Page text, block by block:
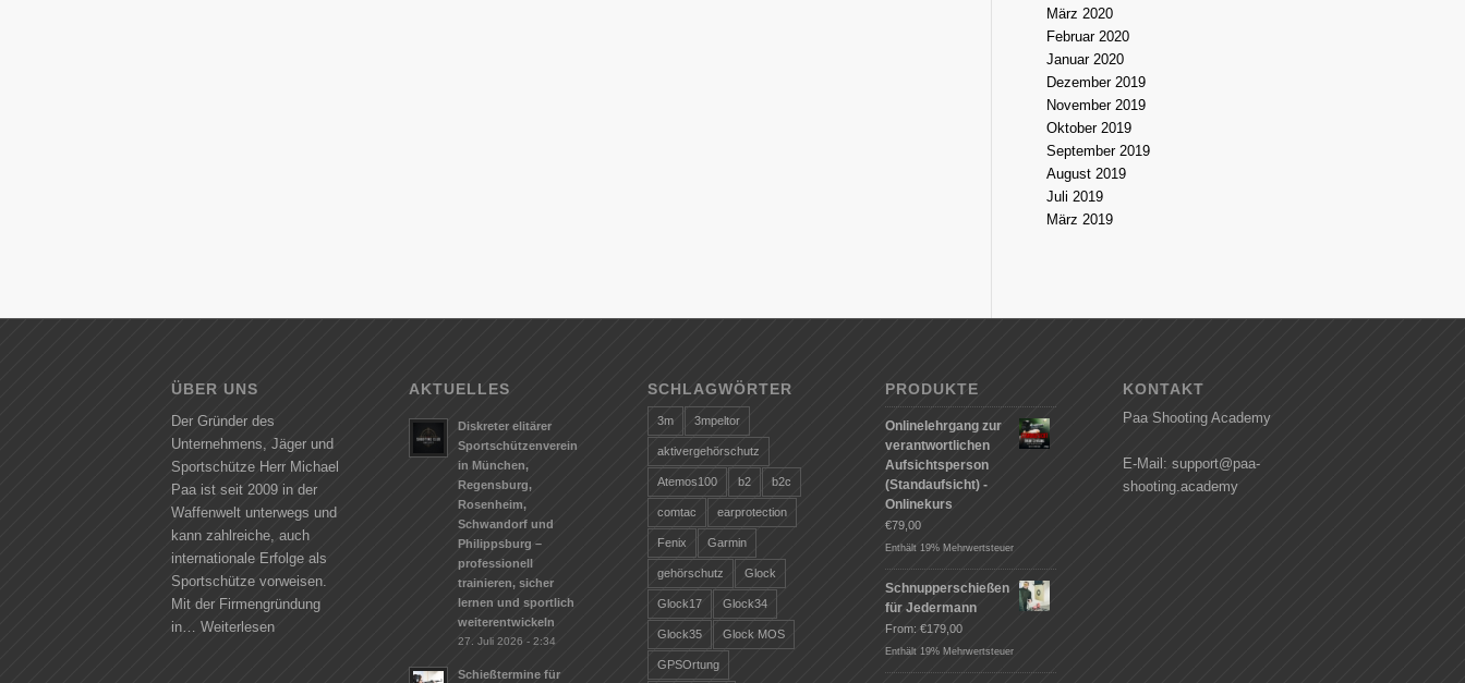
März 2020
Februar 2020
Januar 2020
Dezember 2019
November 2019
Oktober 2019
September 2019
August 2019
Juli 2019
März 2019
ÜBER UNS
Der Gründer des
Unternehmens, Jäger und
Sportschütze Herr Michael
Paa ist seit 2009 in der
Waffenwelt unterwegs und
kann zahlreiche, auch
internationale Erfolge als
Sportschütze vorweisen.
Mit der Firmengründung
in… Weiterlesen
AKTUELLES
Diskreter elitärer
Sportschützenverein
in München,
Regensburg,
Rosenheim,
Schwandorf und
Philippsburg –
professionell
trainieren, sicher
lernen und sportlich
weiterentwickeln
27. Juli 2026 - 2:34
Schießtermine für
SCHLAGWÖRTER
3m 3mpeltor
aktivergehörschutz
Atemos100 b2 b2c
comtac earprotection
Fenix Garmin
gehörschutz Glock
Glock17 Glock34
Glock35 Glock MOS
GPSOrtung
PRODUKTE
Onlinelehrgang zur
verantwortlichen
Aufsichtsperson
(Standaufsicht) -
Onlinekurs
€79,00
Enthält 19% Mehrwertsteuer
Schnupperschießen
für Jedermann
From:€179,00
Enthält 19% Mehrwertsteuer
KONTAKT
Paa Shooting Academy
E-Mail: support@paa-
shooting.academy